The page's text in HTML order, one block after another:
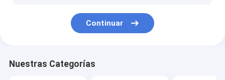
Continuar
Nuestras Categorías